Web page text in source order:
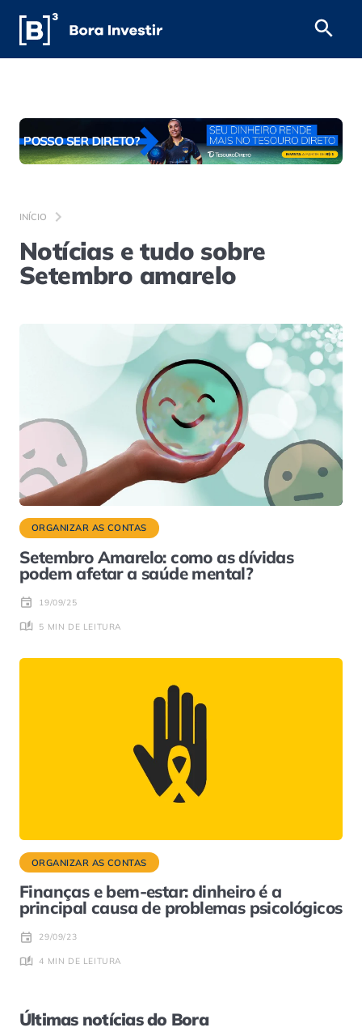
INÍCIO
Notícias e tudo sobre
Setembro amarelo
ORGANIZAR AS CONTAS
Setembro Amarelo: como as dívidas
podem afetar a saúde mental?
19/09/25
5 MIN DE LEITURA
ORGANIZAR AS CONTAS
Finanças e bem-estar: dinheiro é a
principal causa de problemas psicológicos
29/09/23
4 MIN DE LEITURA
Últimas notícias do Bora